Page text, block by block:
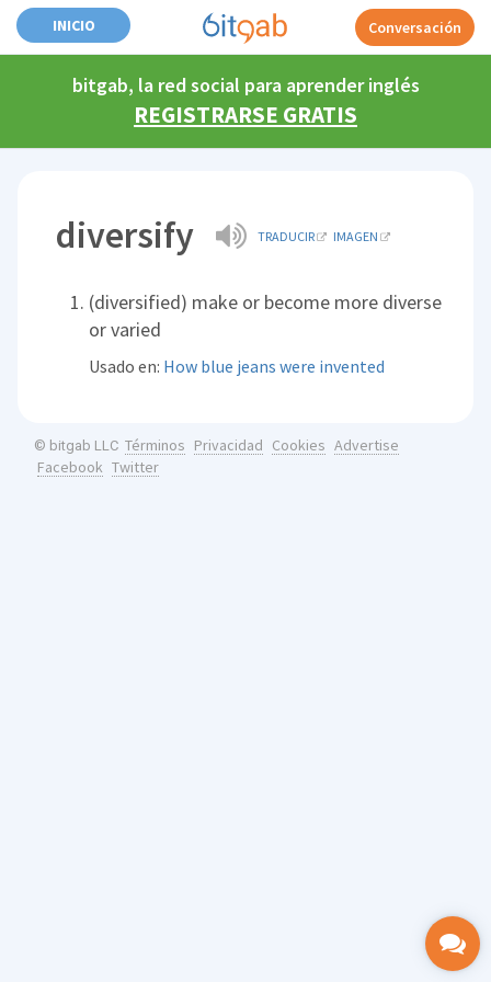
INICIO Conversación
bitgab, la red social para aprender inglés
REGISTRARSE GRATIS
diversify TRADUCIR IMAGEN
(diversified) make or become more diverse
or varied
Usado en: How blue jeans were invented
© bitgab LLC Términos Privacidad Cookies Advertise
Facebook Twitter